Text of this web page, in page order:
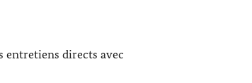
entretiens directs avec